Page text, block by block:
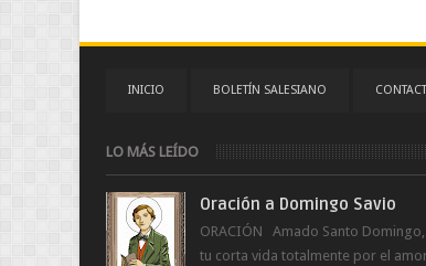
INICIO BOLETÍN SALESIANO
LO MÁS LEÍDO
Oración a Domingo Savio
ORACIÓN Amado Santo
tu corta vida totalmente por el amor